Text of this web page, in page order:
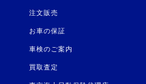
b
e
注文販売
お車の保証
車検のご案内
買取査定